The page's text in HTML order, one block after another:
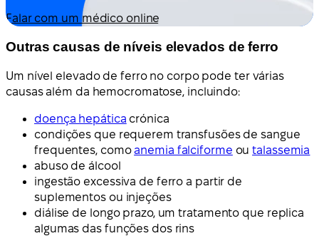
Falar com um médico online
Outras causas de níveis elevados de ferro
Um nível elevado de ferro no corpo pode ter várias
causas além da hemocromatose, incluindo:
doença hepática crónica
condições que requerem transfusões de sangue
frequentes, comoanemia falciforme outalassemia
abuso de álcool
ingestão excessiva de ferro a partir de
suplementos ou injeções
diálise de longo prazo, um tratamento que replica
algumas das funções dos rins